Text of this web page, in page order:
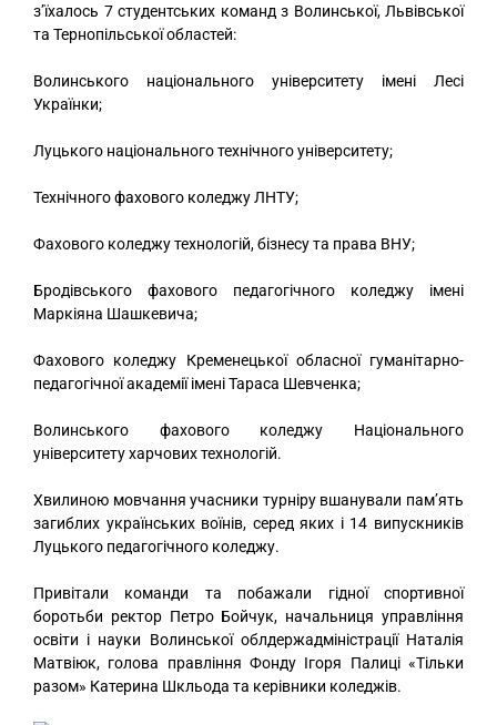
з’їхалось 7 студентських команд з Волинської, Львівської
та Тернопільської областей:
Волинського національного університету імені Лесі
Українки;
Луцького національного технічного університету;
Технічного фахового коледжу ЛНТУ;
Фахового коледжу технологій, бізнесу та права ВНУ;
Бродівського фахового педагогічного коледжу імені
Маркіяна Шашкевича;
Фахового коледжу Кременецької обласної гуманітарно-
педагогічної академії імені Тараса Шевченка;
Волинського фахового коледжу Національного
університету харчових технологій.
Хвилиною мовчання учасники турніру вшанували пам’ять
загиблих українських воїнів, серед яких і 14 випускників
Луцького педагогічного коледжу.
Привітали команди та побажали гідної спортивної
боротьби ректор Петро Бойчук, начальниця управління
освіти і науки Волинської облдержадміністрації Наталія
Матвіюк, голова правління Фонду Ігоря Палиці «Тільки
разом» Катерина Шкльода та керівники коледжів.